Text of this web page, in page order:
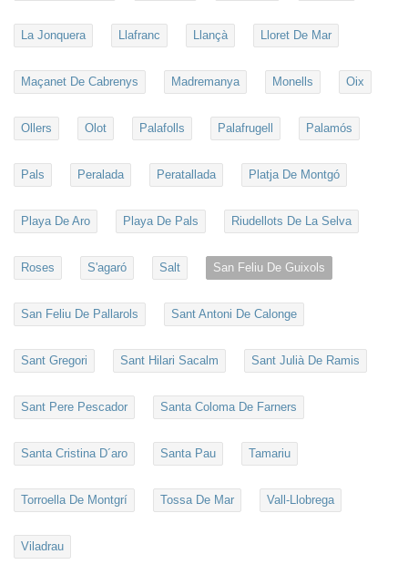
La Jonquera Llafranc Llançà Lloret De Mar
Maçanet De Cabrenys Madremanya Monells Oix
Ollers Olot Palafolls Palafrugell Palamós
Pals Peralada Peratallada Platja De Montgó
Playa De Aro Playa De Pals Riudellots De La Selva
Roses S'agaró Salt San Feliu De Guixols
San Feliu De Pallarols Sant Antoni De Calonge
Sant Gregori Sant Hilari Sacalm Sant Julià De Ramis
Sant Pere Pescador Santa Coloma De Farners
Santa Cristina D´aro Santa Pau Tamariu
Torroella De Montgrí Tossa De Mar Vall-Llobrega
Viladrau